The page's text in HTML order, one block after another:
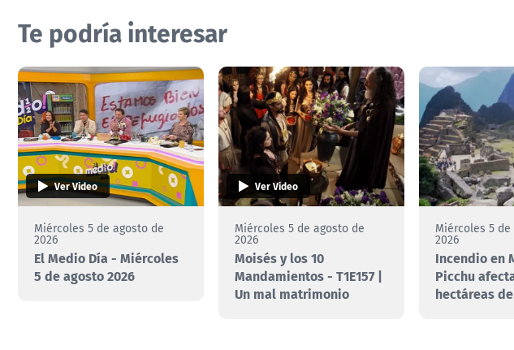
Te podría interesar
Ver Video
Miércoles 5 de agosto de
2026
El Medio Día - Miércoles
5 de agosto 2026
Ver Video
Miércoles 5 de agosto de
2026
Moisés y los 10
Mandamientos - T1E157 |
Un mal matrimonio
Miércoles 5
2026
Incendio en
Picchu
hectáreas